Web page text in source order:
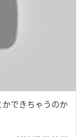
できちゃうのか